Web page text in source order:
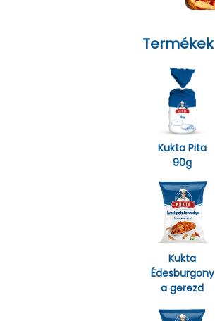
Termékek
Kukta Pita
90g
Kukta
Édesburgony
a gerezd